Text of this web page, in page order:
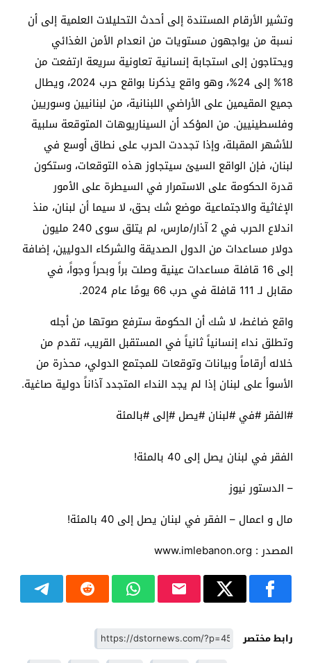
وتشير الأرقام المستندة إلى أحدث التحليلات العلمية إلى أن
نسبة من يواجهون مستويات من انعدام الأمن الغذائي
ويحتاجون إلى استجابة إنسانية تعاونية سريعة ارتفعت من
18% إلى 24%، وهو واقع يذكرنا بواقع حرب 2024، ويطال
جميع المقيمين على الأراضي اللبنانية، من لبنانيين وسوريين
وفلسطينيين. من المؤكد أن السيناريوهات المتوقعة سلبية
للأشهر المقبلة، وإذا تجددت الحرب على نطاق أوسع في
لبنان، فإن الواقع السيئ سيتجاوز هذه التوقعات، وستكون
قدرة الحكومة على الاستمرار في السيطرة على الأمور
الإغاثية والاجتماعية موضع شك بحق، لا سيما أن لبنان، منذ
اندلاع الحرب في 2 آذار/مارس، لم يتلق سوى 240 مليون
دولار مساعدات من الدول الصديقة والشركاء الدوليين، إضافة
إلى 16 قافلة مساعدات عينية وصلت براً وبحراً وجواً، في
مقابل لـ 111 قافلة في حرب 66 يومًا عام 2024.
واقع ضاغط، لا شك أن الحكومة سترفع صوتها من أجله
وتطلق نداء إنسانياً ثانياً في المستقبل القريب، تقدم من
خلاله أرقاماً وبيانات وتوقعات للمجتمع الدولي، محذرة من
الأسوأ على لبنان إذا لم يجد النداء المتجدد آذاناً دولية صاغية.
#الفقر #في #لبنان #يصل #إلى #بالمئة
الفقر في لبنان يصل إلى 40 بالمئة!
– الدستور نيوز
مال و اعمال – الفقر في لبنان يصل إلى 40 بالمئة!
المصدر : www.imlebanon.org
رابط مختصر